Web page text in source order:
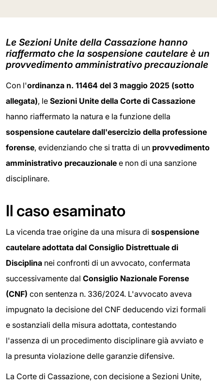
Le Sezioni Unite della Cassazione hanno
riaffermato che la sospensione cautelare è un
provvedimento amministrativo precauzionale
Con l'ordinanza n. 11464 del 3 maggio 2025 (sotto
allegata), le Sezioni Unite della Corte di Cassazione
hanno riaffermato la natura e la funzione della
sospensione cautelare dall'esercizio della professione
forense, evidenziando che si tratta di un provvedimento
amministrativo precauzionale e non di una sanzione
disciplinare.
Il caso esaminato
La vicenda trae origine da una misura di sospensione
cautelare adottata dal Consiglio Distrettuale di
Disciplina nei confronti di un avvocato, confermata
successivamente dal Consiglio Nazionale Forense
(CNF) con sentenza n. 336/2024. L'avvocato aveva
impugnato la decisione del CNF deducendo vizi formali
e sostanziali della misura adottata, contestando
l'assenza di un procedimento disciplinare già avviato e
la presunta violazione delle garanzie difensive.
La Corte di Cassazione, con decisione a Sezioni Unite,